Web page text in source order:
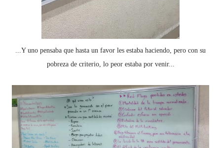
...Y uno pensaba que hasta un favor les estaba haciendo, pero con su
pobreza de criterio, lo peor estaba por venir...